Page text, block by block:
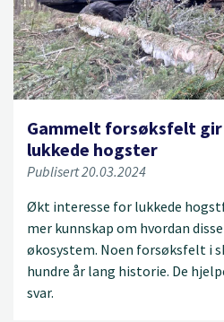
Gammelt forsøksfelt gir
lukkede hogster
Publisert 20.03.2024
Økt interesse for lukkede
mer kunnskap om hvordan
økosystem. Noen forsøksfelt i
hundre år lang historie. De
svar.